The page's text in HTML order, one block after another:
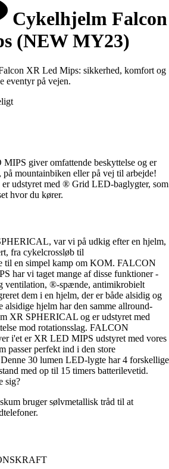
Cykelhjelm Falcon
(NEW MY23)
XR Led Mips: sikkerhed, komfort og
eventyr på vejen.
giver omfattende beskyttelse og er
på mountainbiken eller på vej til arbejde!
udstyret med ® Grid LED-baglygter, som
hvor du kører.
var vi på udkig efter en hjelm,
fra cykelcrossløb til
til en simpel kamp om KOM. FALCON
har vi taget mange af disse funktioner -
ventilation, ®-spænde, antimikrobielt
dem i en hjelm, der er både alsidig og
hjelm har den samme allround-
XR SPHERICAL og er udstyret med
mod rotationsslag. FALCON
i'et er XR LED MIPS udstyret med vores
passer perfekt ind i den store
30 lumen LED-lygte har 4 forskellige
med op til 15 timers batterilevetid.
sig?
bruger sølvmetallisk tråd til at